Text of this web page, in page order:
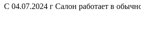
С 04.07.2024 г Салон работает в